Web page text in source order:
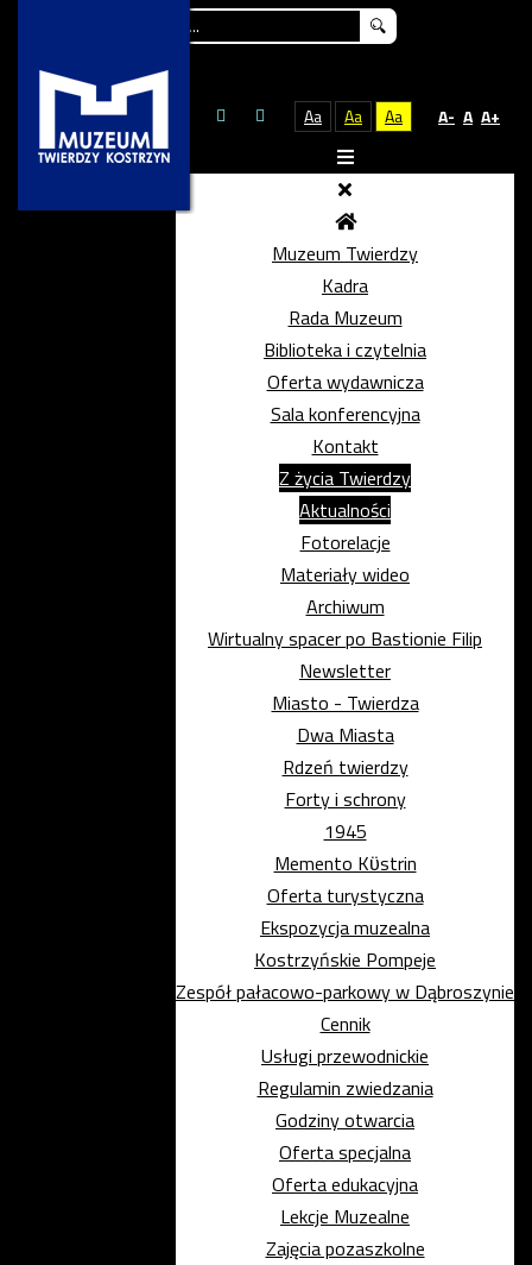
Aa Aa Aa A- A A+
Muzeum Twierdzy
Kadra
Rada Muzeum
Biblioteka i czytelnia
Oferta wydawnicza
Sala konferencyjna
Kontakt
Z życia Twierdzy
Aktualności
Fotorelacje
Materiały wideo
Archiwum
Wirtualny spacer po Bastionie Filip
Newsletter
Miasto - Twierdza
Dwa Miasta
Rdzeń twierdzy
Forty i schrony
1945
Memento Kϋstrin
Oferta turystyczna
Ekspozycja muzealna
Kostrzyńskie Pompeje
Zespół pałacowo-parkowy w Dąbroszynie
Cennik
Usługi przewodnickie
Regulamin zwiedzania
Godziny otwarcia
Oferta specjalna
Oferta edukacyjna
Lekcje Muzealne
Zajęcia pozaszkolne